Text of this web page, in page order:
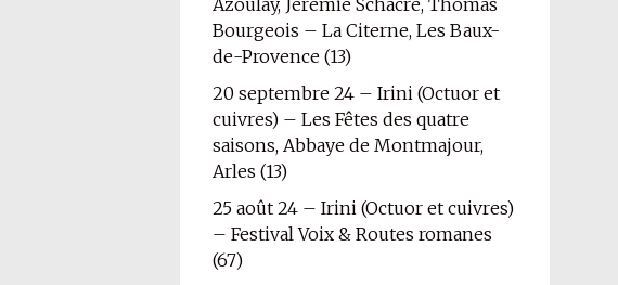
Azoulay, Jérémie Schacre, Thomas
Bourgeois – La Citerne, Les Baux-
de-Provence (13)
20 septembre 24 – Irini (Octuor et
cuivres) – Les Fêtes des quatre
saisons, Abbaye de Montmajour,
Arles (13)
25 août 24 – Irini (Octuor et cuivres)
– Festival Voix & Routes romanes
(67)